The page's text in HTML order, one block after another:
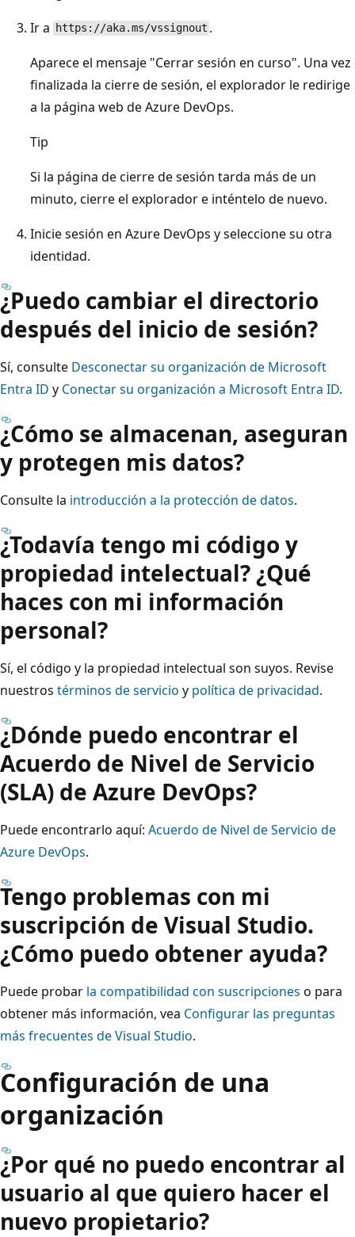
Ir a
https://aka.ms/vssignout .
Aparece el mensaje "Cerrar sesión en curso". Una vez
finalizada la cierre de sesión, el explorador le redirige
a la página web de Azure DevOps.
Tip
Si la página de cierre de sesión tarda más de un
minuto, cierre el explorador e inténtelo de nuevo.
Inicie sesión en Azure DevOps y seleccione su otra
identidad.
¿Puedo cambiar el directorio
después del inicio de sesión?
Sí, consulte Desconectar su organización de Microsoft
Entra ID y Conectar su organización a Microsoft Entra ID.
¿Cómo se almacenan, aseguran
y protegen mis datos?
Consulte la introducción a la protección de datos.
¿Todavía tengo mi código y
propiedad intelectual? ¿Qué
haces con mi información
personal?
Sí, el código y la propiedad intelectual son suyos. Revise
nuestros términos de servicio y política de privacidad.
¿Dónde puedo encontrar el
Acuerdo de Nivel de Servicio
(SLA) de Azure DevOps?
Puede encontrarlo aquí: Acuerdo de Nivel de Servicio de
Azure DevOps.
Tengo problemas con mi
suscripción de Visual Studio.
¿Cómo puedo obtener ayuda?
Puede probar la compatibilidad con suscripciones o para
obtener más información, vea Configurar las preguntas
más frecuentes de Visual Studio.
Configuración de una
organización
¿Por qué no puedo encontrar al
usuario al que quiero hacer el
nuevo propietario?